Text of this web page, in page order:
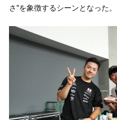
さ”を象徴するシーンとなった。